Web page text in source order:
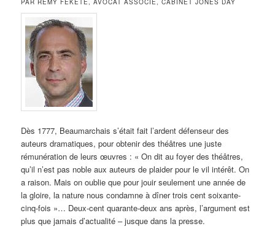
Dès 1777, Beaumarchais s’était fait l’ardent défenseur des
auteurs dramatiques, pour obtenir des théâtres une juste
rémunération de leurs œuvres : « On dit au foyer des théâtres,
qu’il n’est pas noble aux auteurs de plaider pour le vil intérêt. On
a raison. Mais on oublie que pour jouir seulement une année de
la gloire, la nature nous condamne à dîner trois cent soixante-
cinq-fois »… Deux-cent quarante-deux ans après, l’argument est
plus que jamais d’actualité – jusque dans la presse.